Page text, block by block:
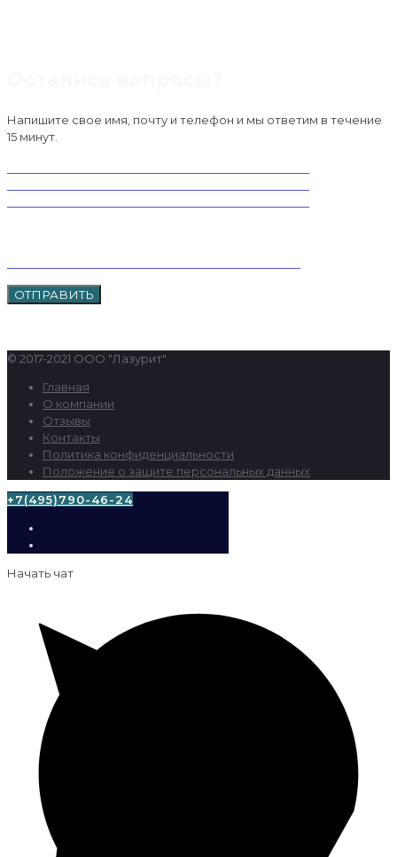
Напишите свое имя, почту и телефон и мы ответим в течение
15 минут.
© 2017-2021 ООО "Лазурит"
Главная
О компании
Отзывы
Контакты
Политика конфиденциальности
Положение о защите персональных данных
+7(495)790-46-24
Начать чат